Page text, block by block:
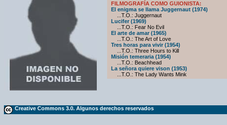
FILMOGRAFÍA COMO GUIONISTA:
El enigma se llama Juggernaut (1974)
...T.O.: Juggernaut
Lucifer (1969)
...T.O.: Fear No Evil
El arte de amar (1965)
...T.O.: The Art of Love
Tres horas para vivir (1954)
...T.O.: Three Hours to Kill
Misión temeraria (1954)
...T.O.: Beachhead
La señora quiere vison (1953)
...T.O.: The Lady Wants Mink
Creative Commons 3.0. Algunos derechos reservados